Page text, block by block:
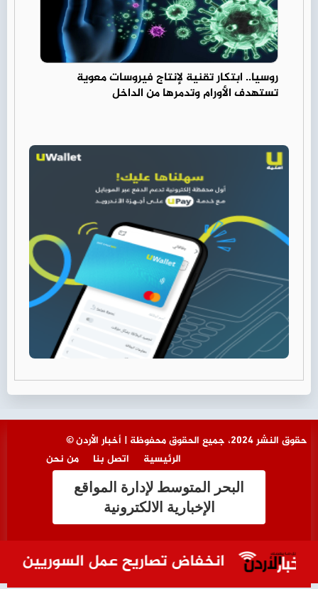
روسيا.. ابتكار تقنية لإنتاج فيروسات معوية
تستهدف الأورام وتدمرها من الداخل
انخفاض تصاريح عمل السوريين في الأردن 64.9%
© حقوق النشر 2024، جميع الحقوق محفوظة | أخبار الأردن
من نحن
اتصل بنا الرئيسية
البحر المتوسط لإدارة المواقع
الإخبارية الالكترونية